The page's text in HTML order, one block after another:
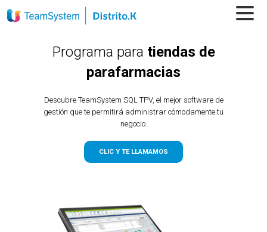
Programa para tiendas de
parafarmacias
Descubre TeamSystem SQL TPV, el mejor software de
gestión que te permitirá administrar cómodamente tu
negocio.
CLIC Y TE LLAMAMOS